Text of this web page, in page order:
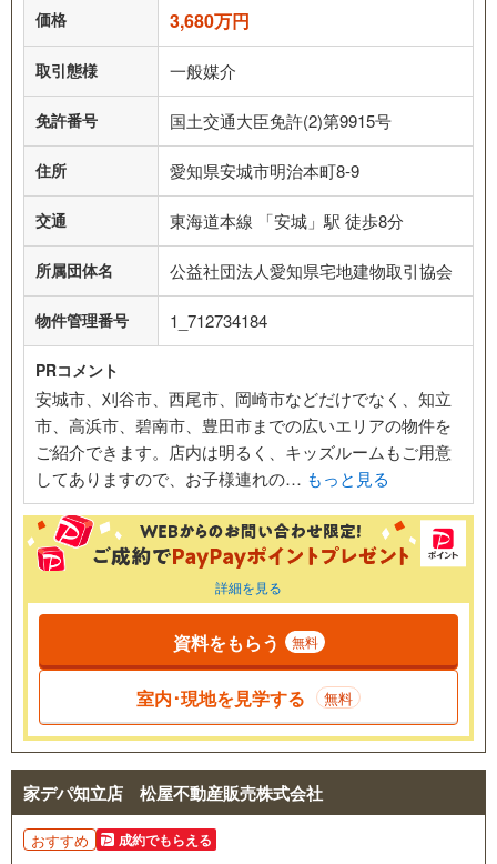
価格 3,680万円
取引態様 一般媒介
免許番号 国土交通大臣免許(2)第9915号
住所 愛知県安城市明治本町8-9
交通 東海道本線 「安城」駅 徒歩8分
所属団体名 公益社団法人愛知県宅地建物取引協会
物件管理番号 1_712734184
PRコメント
安城市、刈谷市、西尾市、岡崎市などだけでなく、知立
市、高浜市、碧南市、豊田市までの広いエリアの物件を
ご紹介できます。店内は明るく、キッズルームもご用意
してありますので、お子様連れの… もっと見る
詳細を見る
資料をもらう 無料
室内･現地を見学する 無料
家デパ知立店 松屋不動産販売株式会社
おすすめ 成約でもらえる